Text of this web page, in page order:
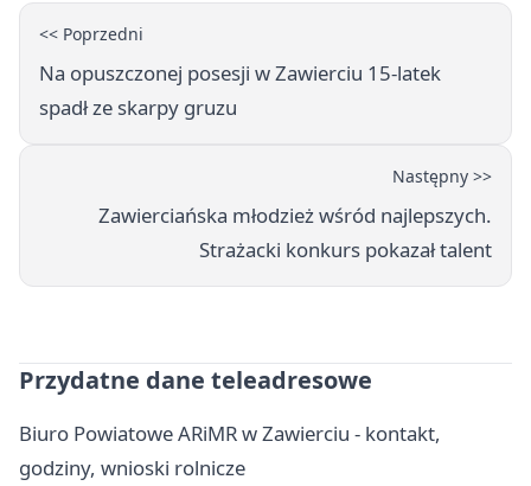
<< Poprzedni
Na opuszczonej posesji w Zawierciu 15-latek
spadł ze skarpy gruzu
Następny >>
Zawierciańska młodzież wśród najlepszych.
Strażacki konkurs pokazał talent
Przydatne dane teleadresowe
Biuro Powiatowe ARiMR w Zawierciu - kontakt,
godziny, wnioski rolnicze